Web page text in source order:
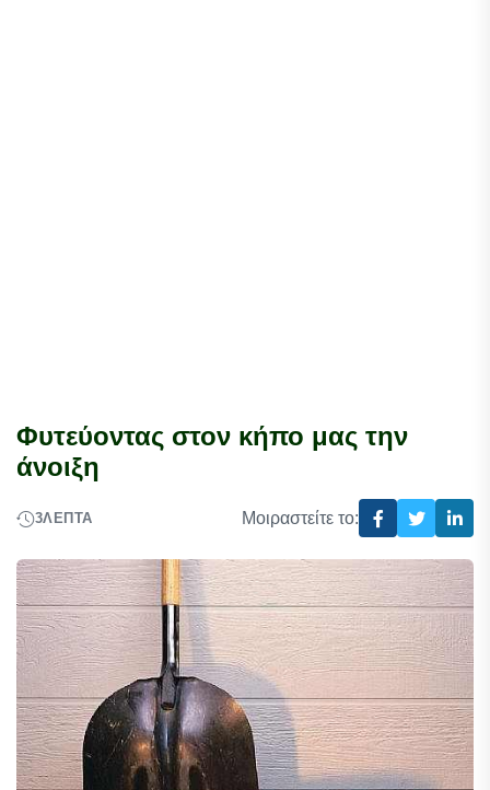
Φυτεύοντας στον κήπο μας την
άνοιξη
3ΛΕΠΤΆ Μοιραστείτε το: